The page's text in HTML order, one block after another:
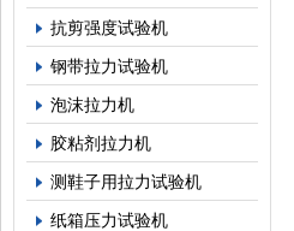
抗剪强度试验机
钢带拉力试验机
泡沫拉力机
胶粘剂拉力机
测鞋子用拉力试验机
纸箱压力试验机